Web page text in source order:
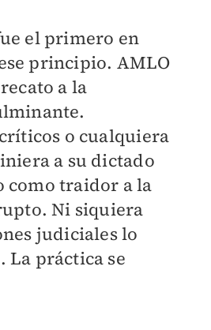
el primero en
principio. AMLO
a la
o cualquiera
a su dictado
como traidor a la
Ni siquiera
judiciales lo
La práctica se